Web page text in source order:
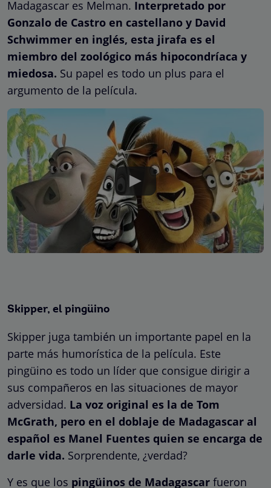
Madagascar es Melman. Interpretado por
Gonzalo de Castro en castellano y David
Schwimmer en inglés, esta jirafa es el
miembro del zoológico más hipocondríaca y
miedosa. Su papel es todo un plus para el
argumento de la película.
Skipper, el pingüino
Skipper juga también un importante papel en la
parte más humorística de la película. Este
pingüino es todo un líder que consigue dirigir a
sus compañeros en las situaciones de mayor
adversidad. La voz original es la de Tom
McGrath, pero en el doblaje de Madagascar al
español es Manel Fuentes quien se encarga de
darle vida. Sorprendente, ¿verdad?
Y es que los pingüinos de Madagascar fueron